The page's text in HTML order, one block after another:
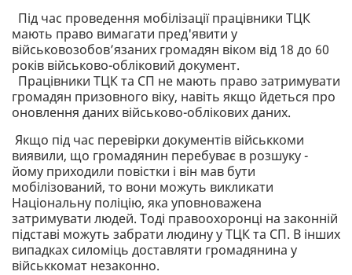
Під час проведення мобілізації працівники ТЦК
мають право вимагати пред'явити у
військовозобов’язаних громадян віком від 18 до 60
років військово-обліковий документ.
Працівники ТЦК та СП не мають право затримувати
громадян призовного віку, навіть якщо йдеться про
оновлення даних військово-облікових даних.
Якщо під час перевірки документів військкоми
виявили, що громадянин перебуває в розшуку -
йому приходили повістки і він мав бути
мобілізований, то вони можуть викликати
Національну поліцію, яка уповноважена
затримувати людей. Тоді правоохоронці на законній
підставі можуть забрати людину у ТЦК та СП. В інших
випадках силоміць доставляти громадянина у
військкомат незаконно.